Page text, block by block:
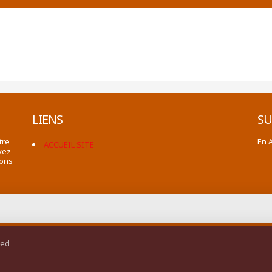
LIENS
ACCUEIL SITE En